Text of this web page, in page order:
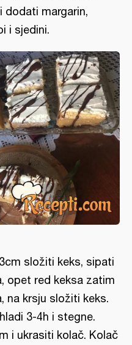
dodati margarin,
i sjedini.
složiti keks, sipati
opet red keksa zatim
na krsju složiti keks.
3-4h i stegne.
i ukrasiti kolač. Kolač